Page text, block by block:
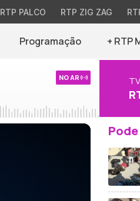
RTP PALCO RTP ZIG ZAG
Programação + RTP
NO AR TV